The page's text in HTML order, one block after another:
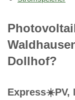
Dollhof?
Express☀️PV️,